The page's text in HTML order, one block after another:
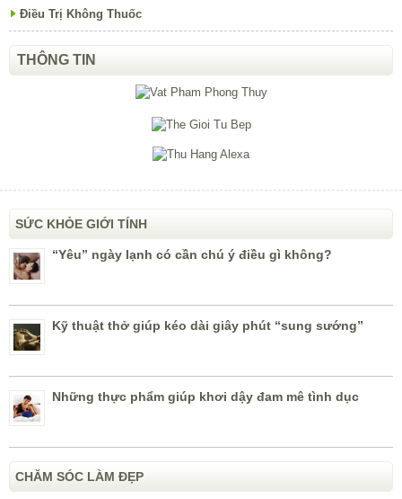
Điều Trị Không Thuốc
THÔNG TIN
SỨC KHỎE GIỚI TÍNH
“Yêu” ngày lạnh có cần chú ý điều gì không?
Kỹ thuật thở giúp kéo dài giây phút “sung sướng”
Những thực phẩm giúp khơi dậy đam mê tình dục
CHĂM SÓC LÀM ĐẸP